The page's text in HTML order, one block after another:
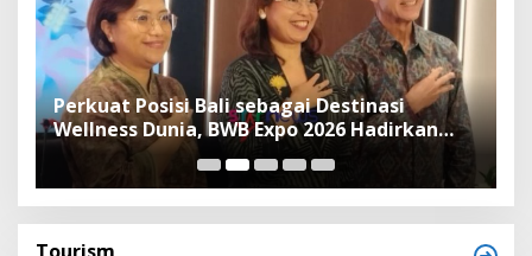
Perkuat Posisi Bali sebagai Destinasi
Wellness Dunia, BWB Expo 2026 Hadirkan
Exhibitor Nasional dan Global